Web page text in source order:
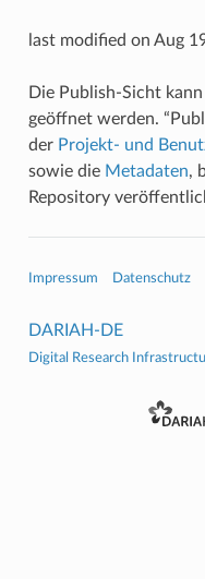
last modified on Aug
Die Publish-Sicht
geöffnet werden.
der Projekt- und
sowie die Metadaten,
Repository
Impressum Datenschutz
DARIAH-DE
Digital Research